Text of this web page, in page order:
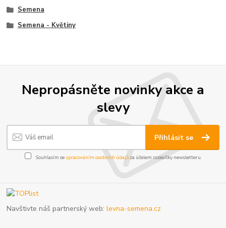
Semena
Semena - Květiny
Nepropásněte novinky akce a
slevy
Přihlásit se
Souhlasím se zpracováním osobních údajůza účelem rozesílky newsletteru.
Navštivte náš partnerský web:levna-semena.cz